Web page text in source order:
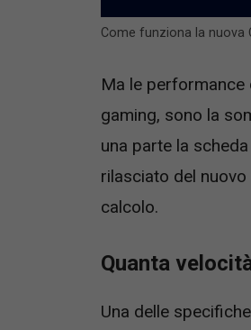
Come funziona la nuova
Ma le performance
gaming, sono la
una parte la
rilasciato del nuovo
calcolo.
Quanta
Una delle